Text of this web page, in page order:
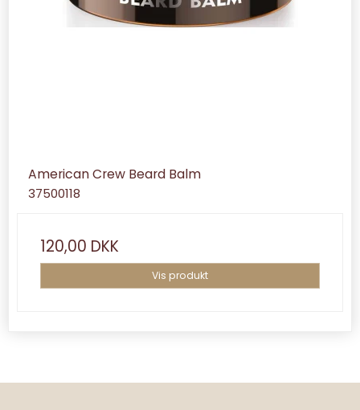
American Crew Beard Balm
37500118
120,00 DKK
Vis produkt